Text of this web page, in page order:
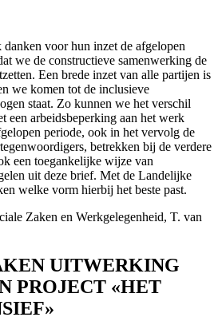
voor hun inzet de afgelopen
we de constructieve samenwerking de
Een brede inzet van alle partijen is
we komen tot de inclusieve
staat. Zo kunnen we het verschil
een arbeidsbeperking aan het werk
periode, ook in het vervolg de
betrekken bij de verdere
een toegankelijke wijze van
uit deze brief. Met de Landelijke
welke vorm hierbij het beste past.
Zaken en Werkgelegenheid, T. van
UITWERKING
PROJECT «HET